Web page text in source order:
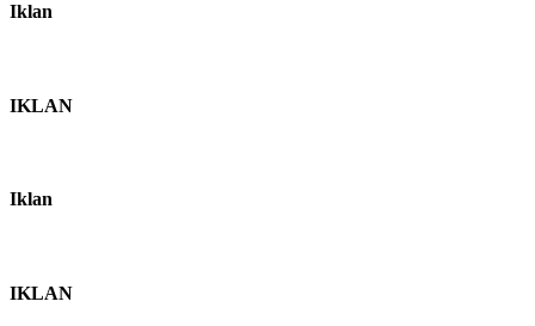
Iklan
IKLAN
Iklan
IKLAN